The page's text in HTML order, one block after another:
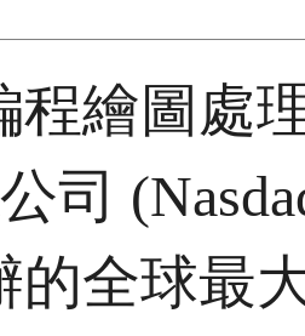
程繪圖處
司
的全球最